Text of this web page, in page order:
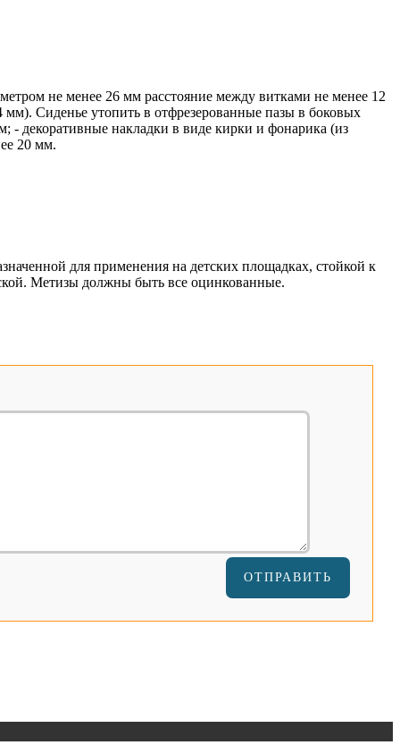
не менее 26 мм расстояние между витками не менее 12
Сиденье утопить в отфрезерованные пазы в боковых
- декоративные накладки в виде кирки и фонарика (из
20 мм.
для применения на детских площадках, стойкой к
Метизы должны быть все оцинкованные.